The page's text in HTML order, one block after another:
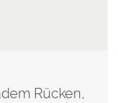
Rücken,